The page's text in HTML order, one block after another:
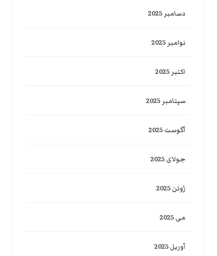
دسامبر 2025
نوامبر 2025
اکتبر 2025
سپتامبر 2025
آگوست 2025
جولای 2025
ژوئن 2025
می 2025
آوریل 2025